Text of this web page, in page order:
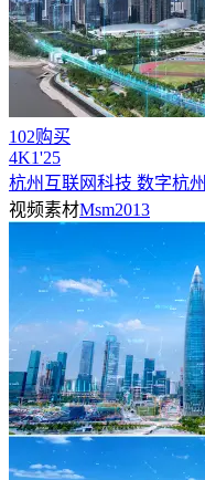
102购买
4K1'25
杭州互联网科技 数字杭州
视频素材Msm2013